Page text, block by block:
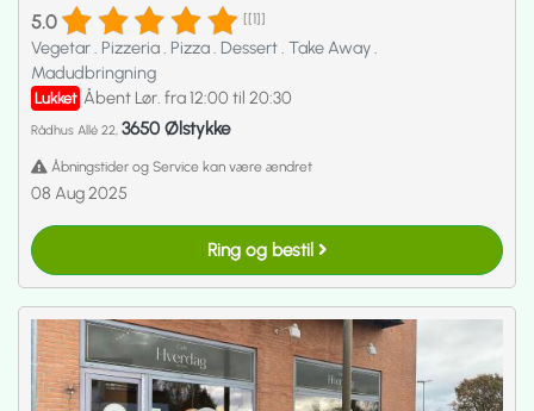
5.0 [[1]]
Vegetar. Pizzeria. Pizza. Dessert. Take Away.
Madudbringning
Lukket Åbent Lør. fra 12:00 til 20:30
Rådhus Allé 22, 3650 Ølstykke
Åbningstider og Service kan være ændret
08 Aug 2025
Ring og bestil